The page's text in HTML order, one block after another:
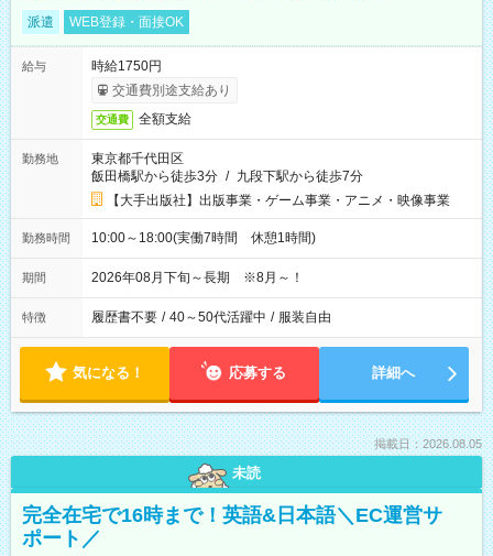
派遣 WEB登録・面接OK
給与
時給1750円
交通費別途支給あり
交通費 全額支給
勤務地
東京都千代田区
飯田橋駅から徒歩3分 / 九段下駅から徒歩7分
【大手出版社】出版事業・ゲーム事業・アニメ・映像事業
勤務時間 10:00～18:00(実働7時間 休憩1時間)
期間 2026年08月下旬～長期 ※8月～！
特徴 履歴書不要 / 40～50代活躍中 / 服装自由
気になる！ 応募する 詳細へ
掲載日：2026.08.05
未読
完全在宅で16時まで！英語&日本語＼EC運営サ
ポート／